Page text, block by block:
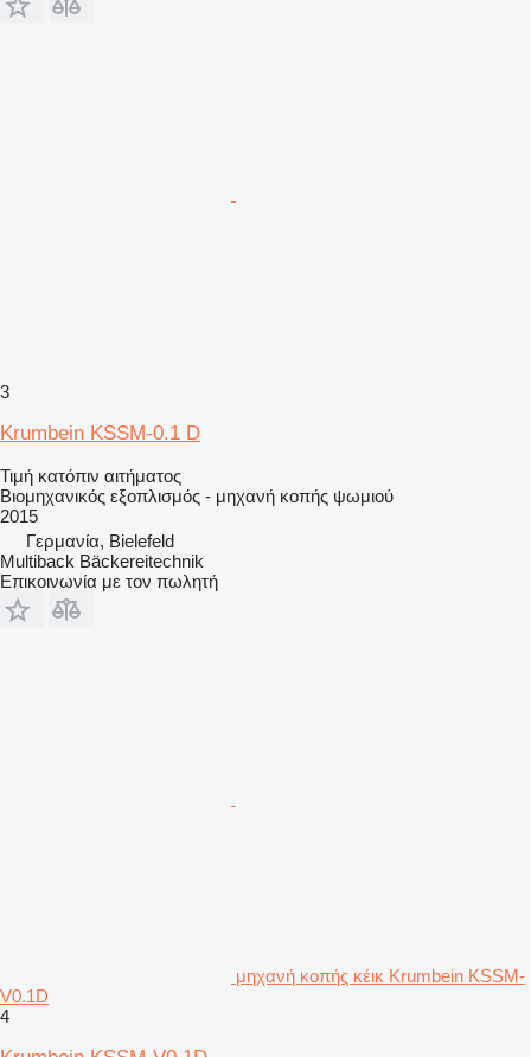
3
Krumbein KSSM-0.1 D
Τιμή κατόπιν αιτήματος
Βιομηχανικός εξοπλισμός - μηχανή κοπής ψωμιού
2015
Γερμανία, Bielefeld
Multiback Bäckereitechnik
Επικοινωνία με τον πωλητή
μηχανή κοπής κέικ Krumbein KSSM-
V0.1D
4